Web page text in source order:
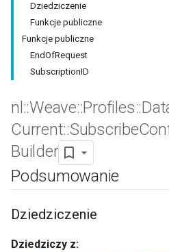
Dziedziczenie
Funkcje publiczne
Funkcje publiczne
EndOfRequest
SubscriptionID
nl ::Weave::Profiles::
Current::Subscribe
Builder
Podsumowanie
Dziedziczenie
Dziedziczy z: